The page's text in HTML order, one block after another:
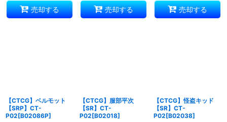
売却する 売却する 売却する
【CTCG】ベルモット
【SRP】CT-
P02[B02086P]
【CTCG】服部平次
【SR】CT-
P02[B02018]
【CTCG】怪盗キッド
【SR】CT-
P02[B02038]